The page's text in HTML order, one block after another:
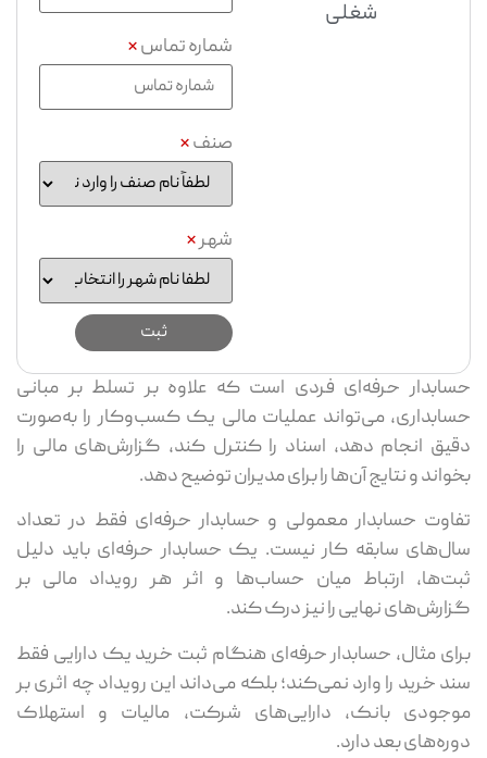
شغلی
شماره تماس*
صنف*
شهر*
حسابدار حرفه‌ای فردی است که علاوه بر تسلط بر مبانی
حسابداری، می‌تواند عملیات مالی یک کسب‌وکار را به‌صورت
دقیق انجام دهد، اسناد را کنترل کند، گزارش‌های مالی را
بخواند و نتایج آن‌ها را برای مدیران توضیح دهد.
تفاوت حسابدار معمولی و حسابدار حرفه‌ای فقط در تعداد
سال‌های سابقه کار نیست. یک حسابدار حرفه‌ای باید دلیل
ثبت‌ها، ارتباط میان حساب‌ها و اثر هر رویداد مالی بر
گزارش‌های نهایی را نیز درک کند.
برای مثال، حسابدار حرفه‌ای هنگام ثبت خرید یک دارایی فقط
سند خرید را وارد نمی‌کند؛ بلکه می‌داند این رویداد چه اثری بر
موجودی بانک، دارایی‌های شرکت، مالیات و استهلاک
دوره‌های بعد دارد.